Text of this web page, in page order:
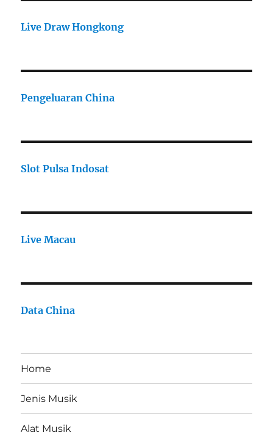
Live Draw Hongkong
Pengeluaran China
Slot Pulsa Indosat
Live Macau
Data China
Home
Jenis Musik
Alat Musik